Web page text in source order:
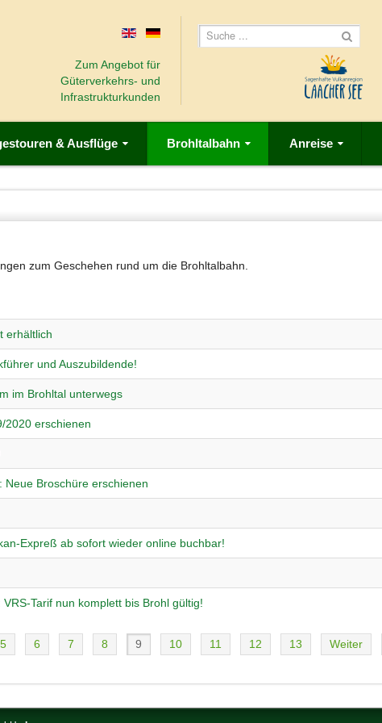
Zum Angebot für
Güterverkehrs- und
Infrastrukturkunden
& Ausflüge Brohltalbahn Anreise
zum Geschehen rund um die Brohltalbahn.
erhältlich
und Auszubildende!
im Brohltal unterwegs
2020 erschienen
Neue Broschüre erschienen
Expreß ab sofort wieder online buchbar!
Tarif nun komplett bis Brohl gültig!
5 6 7 8 9 10 11 12 13 Weiter